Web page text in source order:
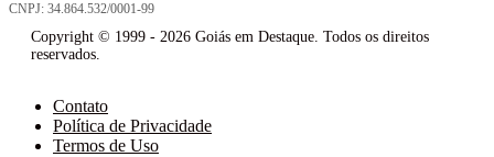
CNPJ: 34.864.532/0001-99
Copyright © 1999 - 2026 Goiás em Destaque. Todos os direitos
reservados.
Contato
Política de Privacidade
Termos de Uso